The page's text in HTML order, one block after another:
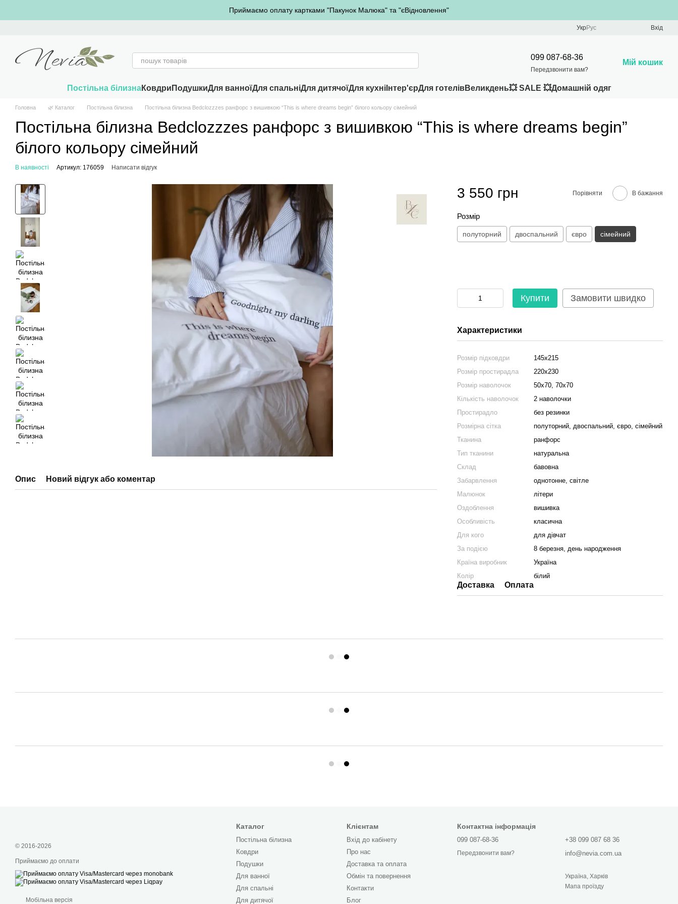
Приймаємо оплату картками "Пакунок Малюка" та "єВідновлення"
УкрРус Вхід
099 087-68-36
Передзвонити вам?
Мій кошик
Постільна білизнаКовдри ПодушкиДля ванноїДля спальніДля дитячоїДля кухніІнтер'єрДля готелівВеликдень💥 SALE 💥Домашній одяг
Головна 🌿 Каталог Постільна білизна Постільна білизна Bedclozzzes ранфорс з вишивкою “This is where dreams begin” білого кольору сімейний
Постільна білизна Bedclozzzes ранфорс з вишивкою “This is where dreams begin”
білого кольору сімейний
В наявності Артикул: 176059 Написати відгук
Опис Новий відгук або коментар
3 550 грн Порівняти В бажання
Розмір
полуторний двоспальний євро сімейний
Купити Замовити швидко
Характеристики
Розмір підковдри
145x215
Розмір простирадла
220x230
Розмір наволочок
50x70, 70x70
Кількість наволочок
2 наволочки
Простирадло
без резинки
Розмірна сітка
полуторний, двоспальний, євро, сімейний
Тканина
ранфорс
Тип тканини
натуральна
Склад
бавовна
Забарвлення
однотонне, світле
Малюнок
літери
Оздоблення
вишивка
Особливість
класична
Для кого
для дівчат
За подією
8 березня, день народження
Країна виробник
Україна
Колір
білий
Доставка Оплата
© 2016-2026
Приймаємо до оплати
Мобільна версія
Каталог
Постільна білизна
Ковдри
Подушки
Для ванної
Для спальні
Для дитячої
Клієнтам
Вхід до кабінету
Про нас
Доставка та оплата
Обмін та повернення
Контакти
Блог
Контактна інформація
099 087-68-36
Передзвонити вам?
+38 099 087 68 36
info@nevia.com.ua
Україна, Харків
Мапа проїзду